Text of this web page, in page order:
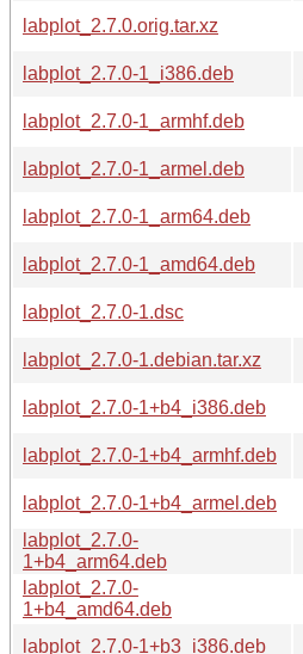
labplot_2.7.0.orig.tar.xz
labplot_2.7.0-1_i386.deb
labplot_2.7.0-1_armhf.deb
labplot_2.7.0-1_armel.deb
labplot_2.7.0-1_arm64.deb
labplot_2.7.0-1_amd64.deb
labplot_2.7.0-1.dsc
labplot_2.7.0-1.debian.tar.xz
labplot_2.7.0-1+b4_i386.deb
labplot_2.7.0-1+b4_armhf.deb
labplot_2.7.0-1+b4_armel.deb
labplot_2.7.0-
1+b4_arm64.deb
labplot_2.7.0-
1+b4_amd64.deb
labplot_2.7.0-1+b3_i386.deb